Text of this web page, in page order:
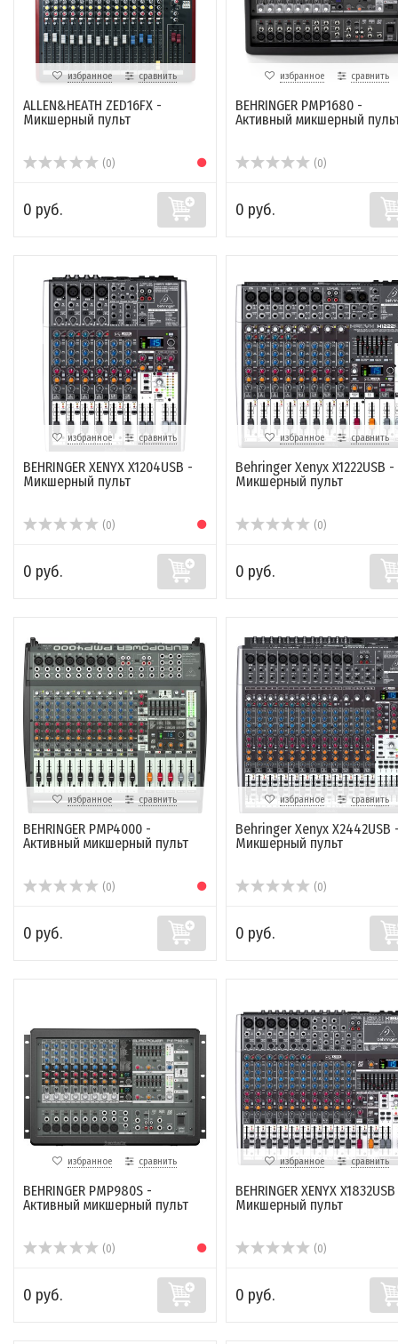
избранное сравнить
ALLEN&HEATH ZED16FX -
Микшерный пульт
(0)
0 руб.
избранное сравнить
BEHRINGER PMP1680 -
Активный микшерный
(0)
0 руб.
избранное сравнить
BEHRINGER XENYX X1204USB -
Микшерный пульт
(0)
0 руб.
избранное сравнить
Behringer Xenyx X1222USB -
Микшерный пульт
(0)
0 руб.
избранное сравнить
BEHRINGER PMP4000 -
Активный микшерный пульт
(0)
0 руб.
избранное сравнить
Behringer Xenyx X2442USB
Микшерный пульт
(0)
0 руб.
избранное сравнить
BEHRINGER PMP980S -
Активный микшерный пульт
(0)
0 руб.
избранное сравнить
BEHRINGER XENYX
Микшерный пульт
(0)
0 руб.